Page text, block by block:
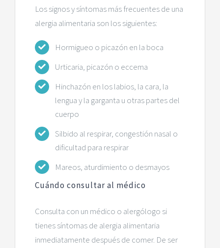
Los signos y síntomas más frecuentes de una
alergia alimentaria son los siguientes:
Hormigueo o picazón en la boca
Urticaria, picazón o eccema
Hinchazón en los labios, la cara, la
lengua y la garganta u otras partes del
cuerpo
Silbido al respirar, congestión nasal o
dificultad para respirar
Mareos, aturdimiento o desmayos
Cuándo consultar al médico
Consulta con un médico o alergólogo si
tienes síntomas de alergia alimentaria
inmediatamente después de comer. De ser